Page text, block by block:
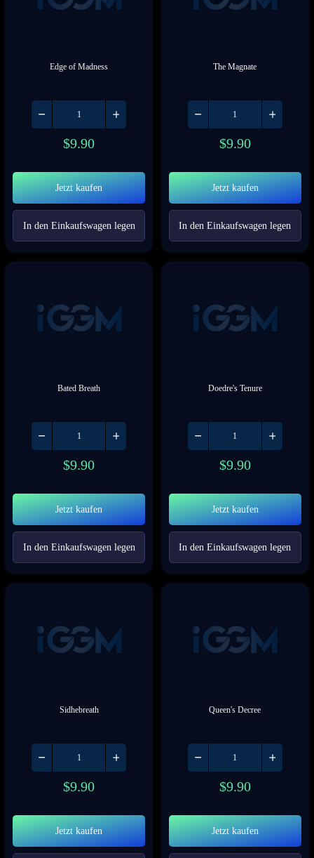
Edge of Madness
$9.90
Jetzt kaufen
In den Einkaufswagen legen
The Magnate
$9.90
Jetzt kaufen
In den Einkaufswagen legen
Bated Breath
$9.90
Jetzt kaufen
In den Einkaufswagen legen
Doedre's Tenure
$9.90
Jetzt kaufen
In den Einkaufswagen legen
Sidhebreath
$9.90
Jetzt kaufen
Queen's Decree
$9.90
Jetzt kaufen